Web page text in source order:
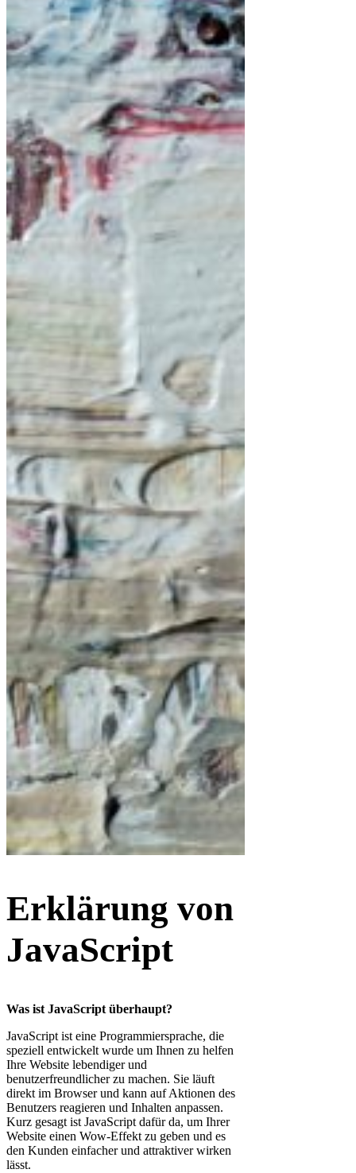
Erklärung von
JavaScript
Was ist JavaScript überhaupt?
JavaScript ist eine Programmiersprache, die
speziell entwickelt wurde um Ihnen zu helfen
Ihre Website lebendiger und
benutzerfreundlicher zu machen. Sie läuft
direkt im Browser und kann auf Aktionen des
Benutzers reagieren und Inhalten anpassen.
Kurz gesagt ist JavaScript dafür da, um Ihrer
Website einen Wow-Effekt zu geben und es
den Kunden einfacher und attraktiver wirken
lässt.